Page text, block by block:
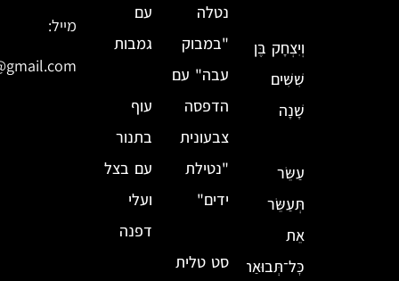
וְיִצְחָק בֶּן
שִׁשִּׁים
שָׁנָה
עַשֵּׂר
תְּעַשֵּׂר
אֵת
כׇּל־תְּבוּאַת
נטלה
"במבוק
עבה" עם
הדפסה
צבעונית
"נטילת
ידים"
סט טלית
עם
גמבות
עוף
בתנור
עם בצל
ועלי
דפנה
מייל: